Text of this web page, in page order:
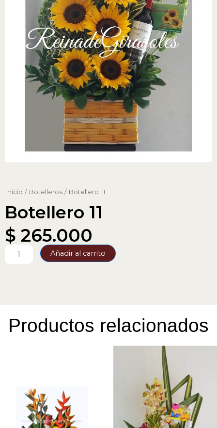
Inicio / Botelleros / Botellero 11
Botellero 11
$ 265.000
Añadir al carrito
Productos relacionados